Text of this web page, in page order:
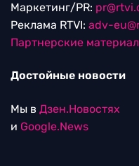
Маркетинг/PR:
Реклама RTVI: adv-
Партнерские
Достойные новости
Мы в Дзен.Новостях
и Google.News